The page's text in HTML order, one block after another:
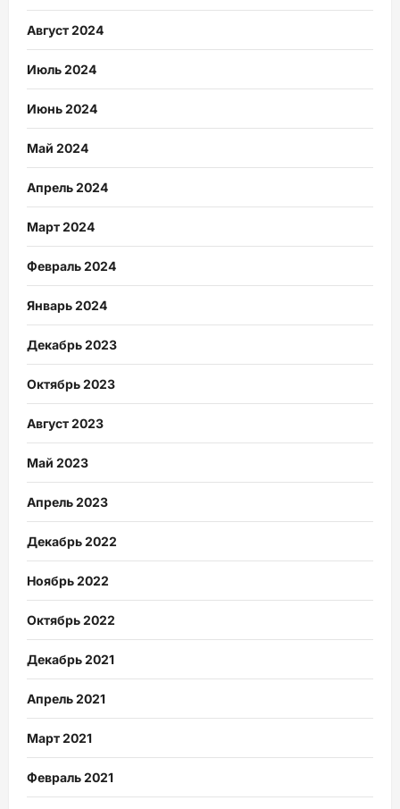
Август 2024
Июль 2024
Июнь 2024
Май 2024
Апрель 2024
Март 2024
Февраль 2024
Январь 2024
Декабрь 2023
Октябрь 2023
Август 2023
Май 2023
Апрель 2023
Декабрь 2022
Ноябрь 2022
Октябрь 2022
Декабрь 2021
Апрель 2021
Март 2021
Февраль 2021